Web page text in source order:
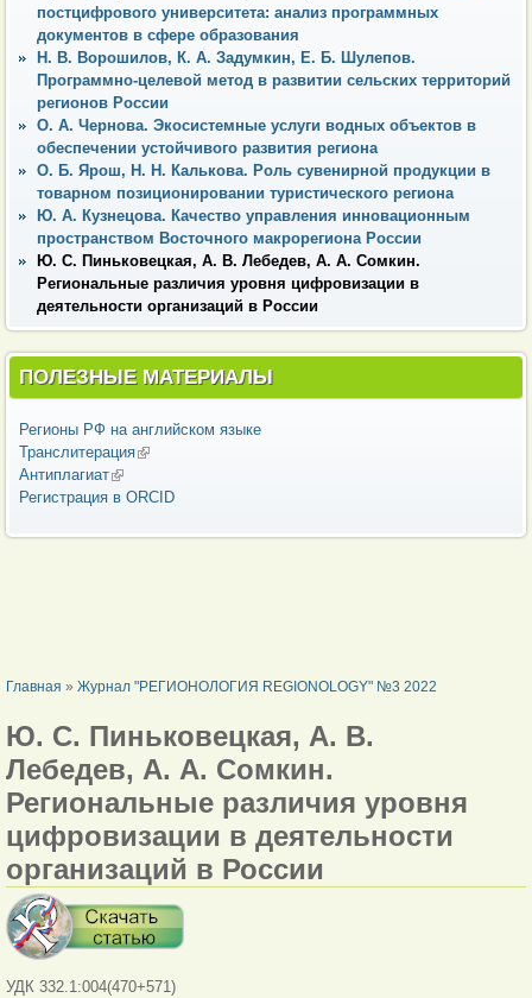
постцифрового университета: анализ программных
документов в сфере образования
Н. В. Ворошилов, К. А. Задумкин, Е. Б. Шулепов.
Программно-целевой метод в развитии сельских территорий
регионов России
О. А. Чернова. Экосистемные услуги водных объектов в
обеспечении устойчивого развития региона
О. Б. Ярош, Н. Н. Калькова. Роль сувенирной продукции в
товарном позиционировании туристического региона
Ю. А. Кузнецова. Качество управления инновационным
пространством Восточного макрорегиона России
Ю. С. Пиньковецкая, А. В. Лебедев, А. А. Сомкин.
Региональные различия уровня цифровизации в
деятельности организаций в России
ПОЛЕЗНЫЕ МАТЕРИАЛЫ
Регионы РФ на английском языке
Транслитерация(внешняя ссылка)
Антиплагиат(внешняя ссылка)
Регистрация в ORCID
ВЫ ЗДЕСЬ
Главная » Журнал "РЕГИОНОЛОГИЯ REGIONOLOGY" №3 2022
Ю. С. Пиньковецкая, А. В.
Лебедев, А. А. Сомкин.
Региональные различия уровня
цифровизации в деятельности
организаций в России
УДК 332.1:004(470+571)